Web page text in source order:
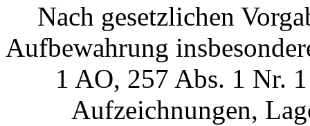
Nach gesetzlichen
Aufbewahrung
1 AO, 257 Abs. 1 Nr.
Aufzeichnungen,